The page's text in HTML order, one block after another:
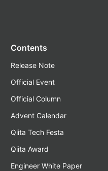
Contents
Release Note
Official Event
Official Column
Advent Calendar
Qiita Tech Festa
Qiita Award
Engineer White Paper